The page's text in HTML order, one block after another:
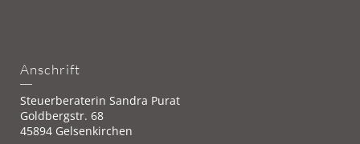
Anschrift
Steuerberaterin Sandra Purat
Goldbergstr. 68
45894 Gelsenkirchen